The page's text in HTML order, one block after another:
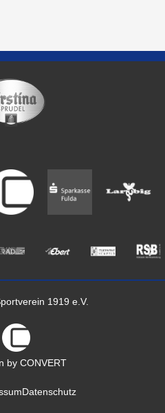
1919 e.V.
by CONVERT
Datenschutz